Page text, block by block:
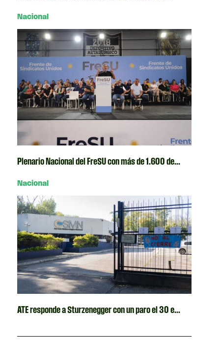
Nacional
Plenario Nacional del FreSU con más de 1.600 de...
Nacional
ATE responde a Sturzenegger con un paro el 30 e...